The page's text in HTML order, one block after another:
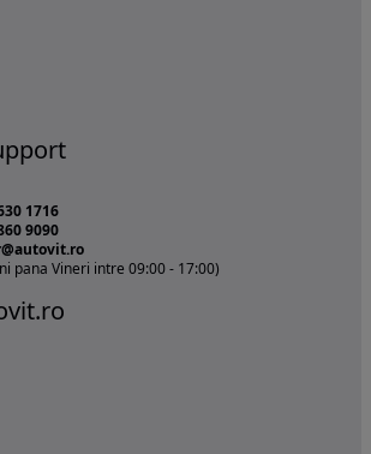
1716
9090
pana Vineri intre 09:00 - 17:00)